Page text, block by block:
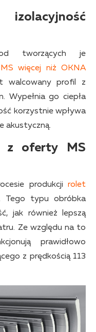
tworzących je
MS więcej niż OKNA
walcowany profil z
Wypełnia go ciepła
korzystnie wpływa
akustyczną.
z oferty MS
produkcji rolet
Tego typu obróbka
jak również lepszą
Ze względu na to
prawidłowo
z prędkością 113